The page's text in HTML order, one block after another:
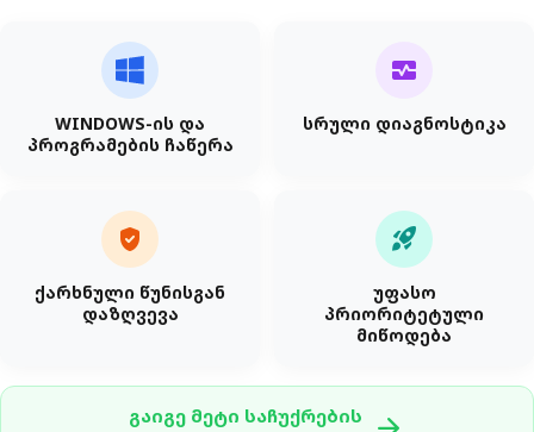
WINDOWS-ის და
პროგრამების ჩაწერა
monitor_heart
სრული დიაგნოსტიკა
verified_user
ქარხნული წუნისგან
დაზღვევა
rocket_launch
უფასო
პრიორიტეტული
მიწოდება
გაიგე მეტი საჩუქრების